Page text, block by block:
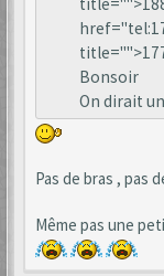
Bonsoir
On dirait
Pas de bras , pas
Même pas une